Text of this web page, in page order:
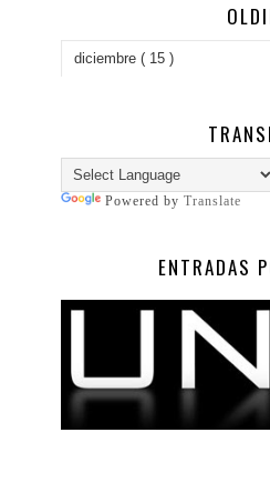
Powered by Translate
ENTRADAS